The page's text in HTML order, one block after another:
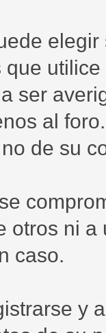
que
ser
al
de su
otros ni
caso.
y